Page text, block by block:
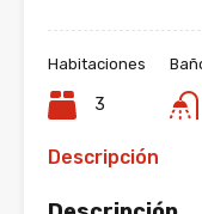
Habitaciones
3
Descripción